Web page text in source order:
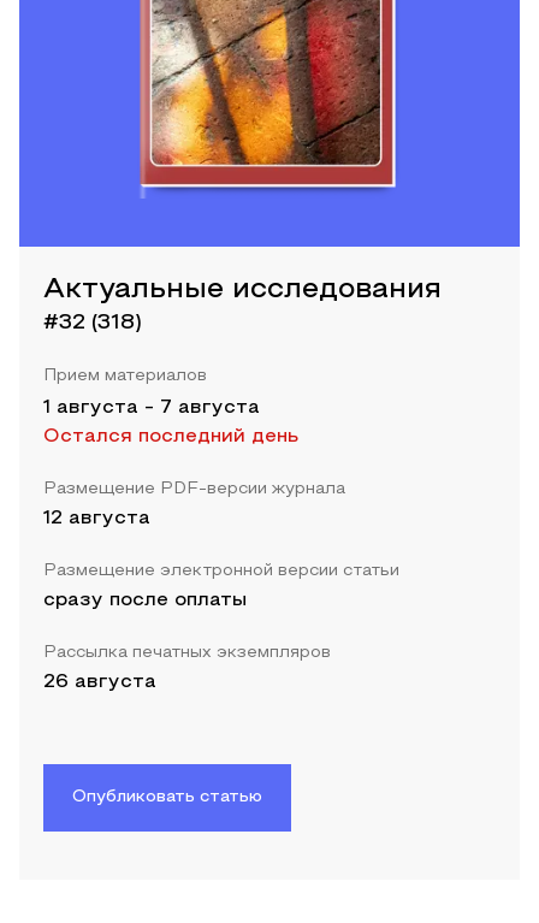
Актуальные исследования
#32 (318)
Прием материалов
1 августа - 7 августа
Остался последний день
Размещение PDF-версии журнала
12 августа
Размещение электронной версии статьи
сразу после оплаты
Рассылка печатных экземпляров
26 августа
Опубликовать статью